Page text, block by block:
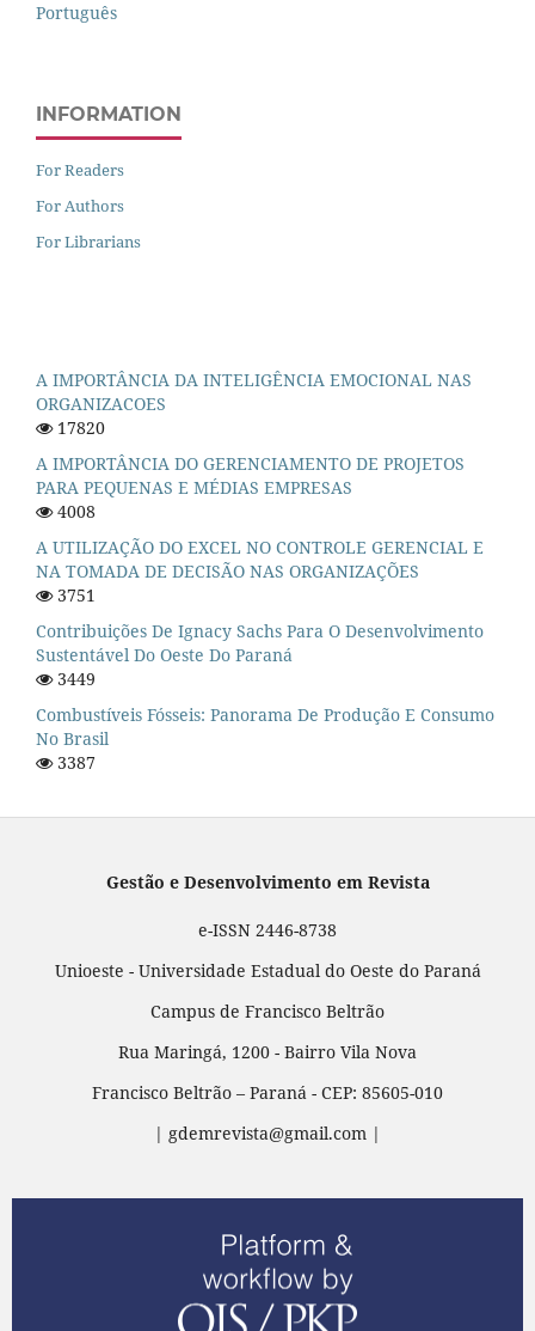
Português
INFORMATION
For Readers
For Authors
For Librarians
A IMPORTÂNCIA DA INTELIGÊNCIA EMOCIONAL NAS
ORGANIZACOES
17820
A IMPORTÂNCIA DO GERENCIAMENTO DE PROJETOS
PARA PEQUENAS E MÉDIAS EMPRESAS
4008
A UTILIZAÇÃO DO EXCEL NO CONTROLE GERENCIAL E
NA TOMADA DE DECISÃO NAS ORGANIZAÇÕES
3751
Contribuições De Ignacy Sachs Para O Desenvolvimento
Sustentável Do Oeste Do Paraná
3449
Combustíveis Fósseis: Panorama De Produção E Consumo
No Brasil
3387
Gestão e Desenvolvimento em Revista
e-ISSN 2446-8738
Unioeste - Universidade Estadual do Oeste do Paraná
Campus de Francisco Beltrão
Rua Maringá, 1200 - Bairro Vila Nova
Francisco Beltrão – Paraná - CEP: 85605-010
| gdemrevista@gmail.com |